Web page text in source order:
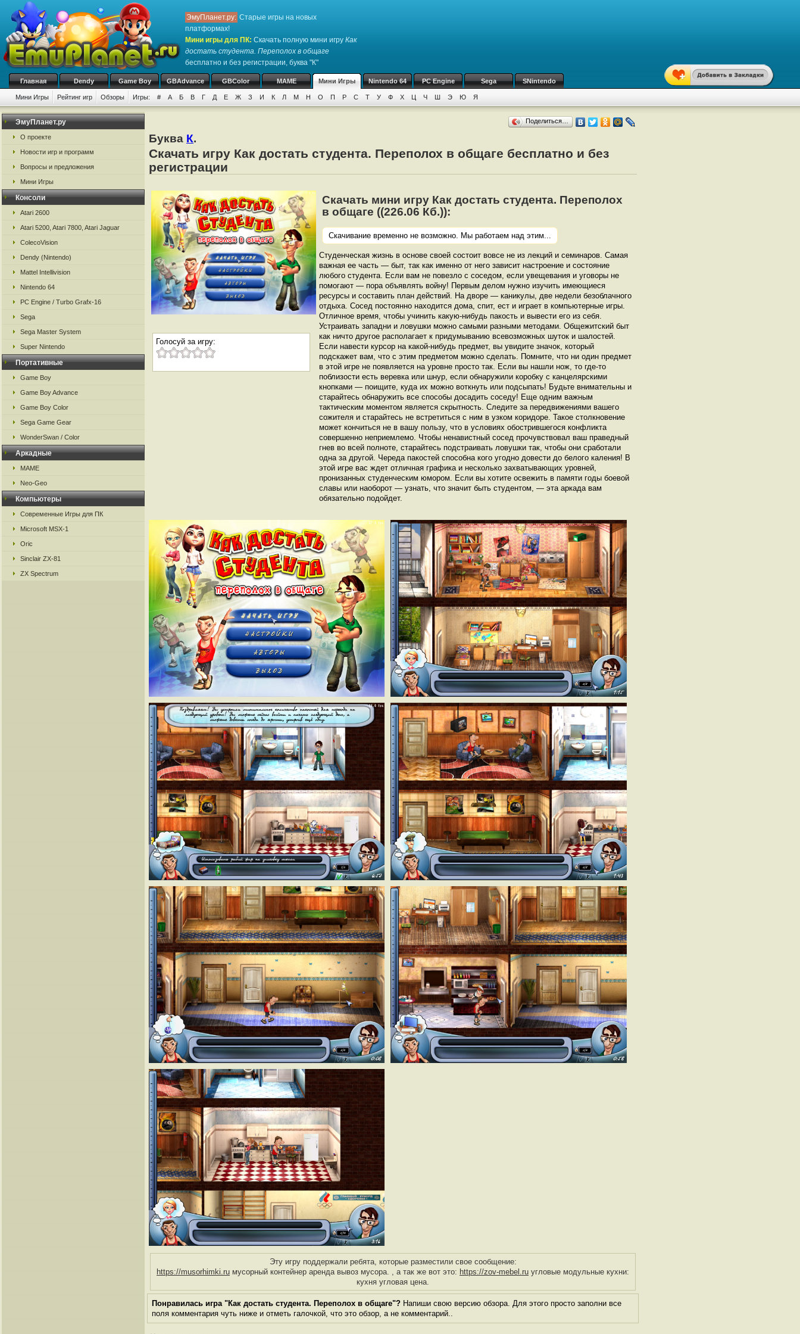
ЭмуПланет.ру: Старые игры на новых
платформах!
Мини игры для ПК: Скачать полную мини игру Как
достать студента. Переполох в общаге
бесплатно и без регистрации, буква "К"
Главная Dendy Game Boy GBAdvance GBColor MAME Мини Игры Nintendo 64 PC Engine Sega SNintendo
Мини Игры Рейтинг игр Обзоры Игры: # А Б В Г Д Е Ж З И К Л М Н О П Р С Т У Ф Х Ц Ч Ш Э Ю Я
ЭмуПланет.ру
О проекте
Новости игр и программ
Вопросы и предложения
Мини Игры
Консоли
Atari 2600
Atari 5200, Atari 7800, Atari Jaguar
ColecoVision
Dendy (Nintendo)
Mattel Intellivision
Nintendo 64
PC Engine / Turbo Grafx-16
Sega
Sega Master System
Super Nintendo
Портативные
Game Boy
Game Boy Advance
Game Boy Color
Sega Game Gear
WonderSwan / Color
Аркадные
MAME
Neo-Geo
Компьютеры
Современные Игры для ПК
Microsoft MSX-1
Oric
Sinclair ZX-81
ZX Spectrum
Поделиться…
Буква К.
Скачать игру Как достать студента. Переполох в общаге бесплатно и без
регистрации
Голосуй за игру:
Скачать мини игру Как достать студента. Переполох
в общаге ((226.06 Кб.)):
Скачивание временно не возможно. Мы работаем над этим...
Студенческая жизнь в основе своей состоит вовсе не из лекций и семинаров. Самая
важная ее часть — быт, так как именно от него зависит настроение и состояние
любого студента. Если вам не повезло с соседом, если увещевания и уговоры не
помогают — пора объявлять войну! Первым делом нужно изучить имеющиеся
ресурсы и составить план действий. На дворе — каникулы, две недели безоблачного
отдыха. Сосед постоянно находится дома, спит, ест и играет в компьютерные игры.
Отличное время, чтобы учинить какую-нибудь пакость и вывести его из себя.
Устраивать западни и ловушки можно самыми разными методами. Общежитский быт
как ничто другое располагает к придумыванию всевозможных шуток и шалостей.
Если навести курсор на какой-нибудь предмет, вы увидите значок, который
подскажет вам, что с этим предметом можно сделать. Помните, что ни один предмет
в этой игре не появляется на уровне просто так. Если вы нашли нож, то где-то
поблизости есть веревка или шнур, если обнаружили коробку с канцелярскими
кнопками — поищите, куда их можно воткнуть или подсыпать! Будьте внимательны и
старайтесь обнаружить все способы досадить соседу! Еще одним важным
тактическим моментом является скрытность. Следите за передвижениями вашего
сожителя и старайтесь не встретиться с ним в узком коридоре. Такое столкновение
может кончиться не в вашу пользу, что в условиях обострившегося конфликта
совершенно неприемлемо. Чтобы ненавистный сосед прочувствовал ваш праведный
гнев во всей полноте, старайтесь подстраивать ловушки так, чтобы они сработали
одна за другой. Череда пакостей способна кого угодно довести до белого каления! В
этой игре вас ждет отличная графика и несколько захватывающих уровней,
пронизанных студенческим юмором. Если вы хотите освежить в памяти годы боевой
славы или наоборот — узнать, что значит быть студентом, — эта аркада вам
обязательно подойдет.
Эту игру поддержали ребята, которые разместили свое сообщение:
https://musorhimki.ru мусорный контейнер аренда вывоз мусора. , а так же вот это: https://zov-mebel.ru угловые модульные кухни:
кухня угловая цена.
Понравилась игра "Как достать студента. Переполох в общаге"? Напиши свою версию обзора. Для этого просто заполни все
поля комментария чуть ниже и отметь галочкой, что это обзор, а не комментарий..